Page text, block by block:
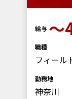
給与 〜
職種
フィール
勤務地
神奈川